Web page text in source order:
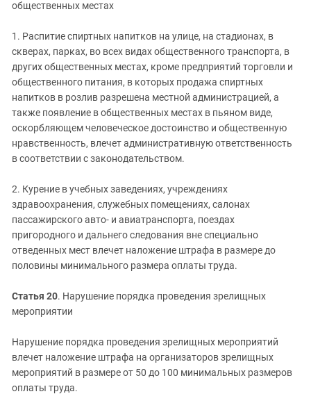
общественных местах
1. Распитие спиртных напитков на улице, на стадионах, в
скверах, парках, во всех видах общественного транспорта, в
других общественных местах, кроме предприятий торговли и
общественного питания, в которых продажа спиртных
напитков в розлив разрешена местной администрацией, а
также появление в общественных местах в пьяном виде,
оскорбляющем человеческое достоинство и общественную
нравственность, влечет административную ответственность
в соответствии с законодательством.
2. Курение в учебных заведениях, учреждениях
здравоохранения, служебных помещениях, салонах
пассажирского авто- и авиатранспорта, поездах
пригородного и дальнего следования вне специально
отведенных мест влечет наложение штрафа в размере до
половины минимального размера оплаты труда.
Статья 20. Нарушение порядка проведения зрелищных
мероприятии
Нарушение порядка проведения зрелищных мероприятий
влечет наложение штрафа на организаторов зрелищных
мероприятий в размере от 50 до 100 минимальных размеров
оплаты труда.